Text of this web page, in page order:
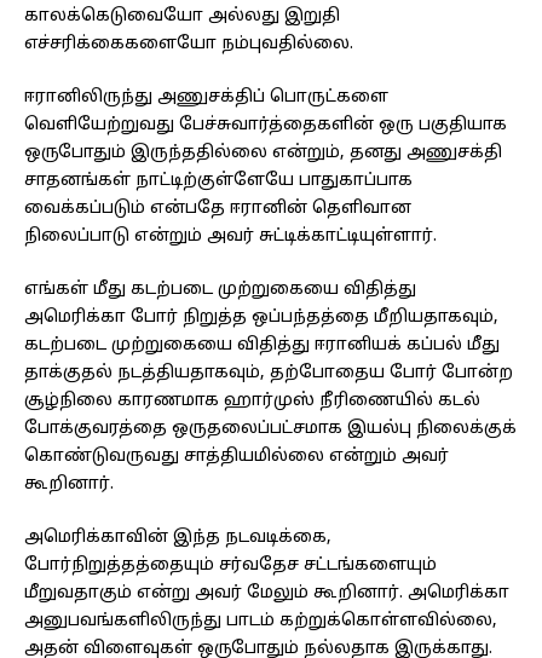
காலக்கெடுவையோ அல்லது இறுதி
எச்சரிக்கைகளையோ நம்புவதில்லை.
ஈரானிலிருந்து அணுசக்திப் பொருட்களை
வெளியேற்றுவது பேச்சுவார்த்தைகளின் ஒரு பகுதியாக
ஒருபோதும் இருந்ததில்லை என்றும், தனது அணுசக்தி
சாதனங்கள் நாட்டிற்குள்ளேயே பாதுகாப்பாக
வைக்கப்படும் என்பதே ஈரானின் தெளிவான
நிலைப்பாடு என்றும் அவர் சுட்டிக்காட்டியுள்ளார்.
எங்கள் மீது கடற்படை முற்றுகையை விதித்து
அமெரிக்கா போர் நிறுத்த ஒப்பந்தத்தை மீறியதாகவும்,
கடற்படை முற்றுகையை விதித்து ஈரானியக் கப்பல் மீது
தாக்குதல் நடத்தியதாகவும், தற்போதைய போர் போன்ற
சூழ்நிலை காரணமாக ஹார்முஸ் நீரிணையில் கடல்
போக்குவரத்தை ஒருதலைப்பட்சமாக இயல்பு நிலைக்குக்
கொண்டுவருவது சாத்தியமில்லை என்றும் அவர்
கூறினார்.
அமெரிக்காவின் இந்த நடவடிக்கை,
போர்நிறுத்தத்தையும் சர்வதேச சட்டங்களையும்
மீறுவதாகும் என்று அவர் மேலும் கூறினார். அமெரிக்கா
அனுபவங்களிலிருந்து பாடம் கற்றுக்கொள்ளவில்லை,
அதன் விளைவுகள் ஒருபோதும் நல்லதாக இருக்காது.